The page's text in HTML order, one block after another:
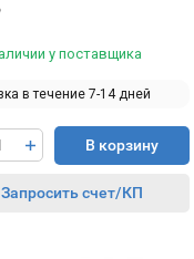
у поставщика
в течение 7-14 дней
В корзину
Запросить счет/КП